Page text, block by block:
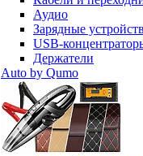
Аудио
Зарядные
USB-
Держатели
Auto by Qumo